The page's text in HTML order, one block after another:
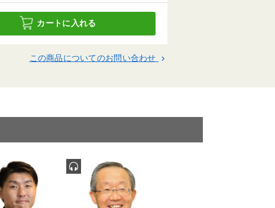
カートに入れる
この商品についてのお問い合わせ keyboard_arrow_right